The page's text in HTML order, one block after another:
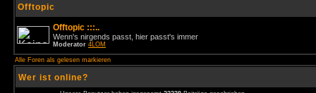
Offtopic
Offtopic :::..
Wenn's nirgends passt, hier passt's immer
Moderator 4LOM
Alle Foren als gelesen markieren
Wer ist online?